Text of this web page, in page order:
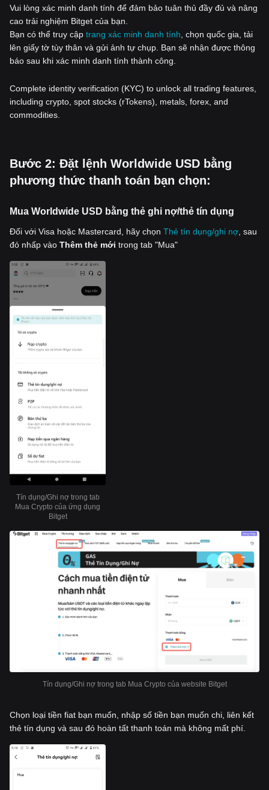
Vui lòng xác minh danh tính để đảm bảo tuân thủ đầy đủ và nâng
cao trải nghiệm Bitget của bạn.
Bạn có thể truy cập trang xác minh danh tính , chọn quốc gia, tải
lên giấy tờ tùy thân và gửi ảnh tự chụp. Bạn sẽ nhận được thông
báo sau khi xác minh danh tính thành công.
Complete identity verification (KYC) to unlock all trading features,
including crypto, spot stocks (rTokens), metals, forex, and
commodities.
‌Bước 2: Đặt lệnh Worldwide USD bằng
phương thức thanh toán bạn chọn:
Mua Worldwide USD bằng thẻ ghi nợ/thẻ tín dụng
Đối với Visa hoặc Mastercard, hãy chọn Thẻ tín dụng/ghi nợ , sau
đó nhấp vào Thêm thẻ mới trong tab "Mua"
Tín dụng/Ghi nợ trong tab
Mua Crypto của ứng dụng
Bitget
Tín dụng/Ghi nợ trong tab Mua Crypto của website Bitget
Chọn loại tiền fiat bạn muốn, nhập số tiền bạn muốn chi, liên kết
thẻ tín dụng và sau đó hoàn tất thanh toán mà không mất phí.